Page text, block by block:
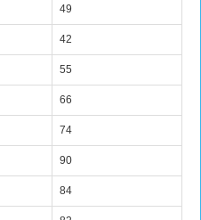
49
42
55
66
74
90
84